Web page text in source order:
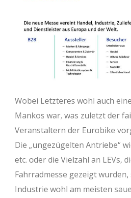
Wobei Letzteres wohl auch
Mankos war, was zuletzt der
Veranstaltern der Eurobike
Die „ungezügelten Antriebe“
etc. oder die Vielzahl an LEVs,
Fahrradmesse gezeigt
Industrie wohl am meisten